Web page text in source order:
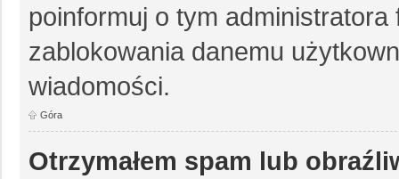
poinformuj o tym
zablokowania danemu
wiadomości.
Góra
Otrzymałem spam lub